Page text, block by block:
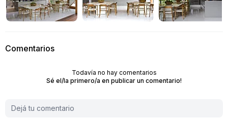
Comentarios
Todavía no hay comentarios
Sé el/la primero/a en publicar un comentario!